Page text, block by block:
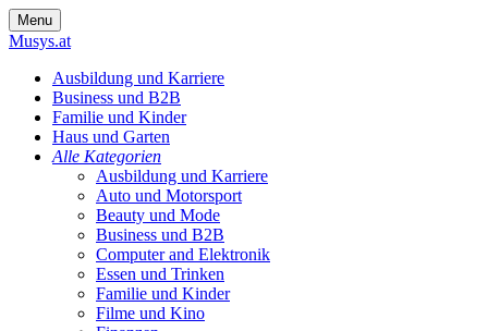
Skip
to
content
Menu
Musys.at
Ausbildung und Karriere
Business und B2B
Familie und Kinder
Haus und Garten
Alle Kategorien
Ausbildung und Karriere
Auto und Motorsport
Beauty und Mode
Business und B2B
Computer and Elektronik
Essen und Trinken
Familie und Kinder
Filme und Kino